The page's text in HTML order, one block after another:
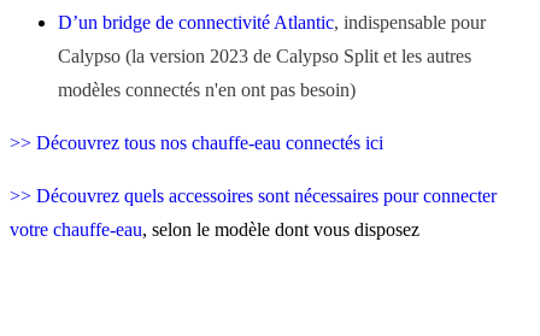
D’un bridge de connectivité Atlantic, indispensable pour
Calypso (la version 2023 de Calypso Split et les autres
modèles connectés n'en ont pas besoin)
>> Découvrez tous nos chauffe-eau connectés ici
>> Découvrez quels accessoires sont nécessaires pour connecter
votre chauffe-eau, selon le modèle dont vous disposez